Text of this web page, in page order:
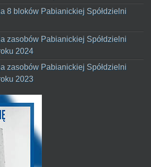
8 bloków Pabianickiej Spółdzielni
zasobów Pabianickiej Spółdzielni
2024
zasobów Pabianickiej Spółdzielni
2023